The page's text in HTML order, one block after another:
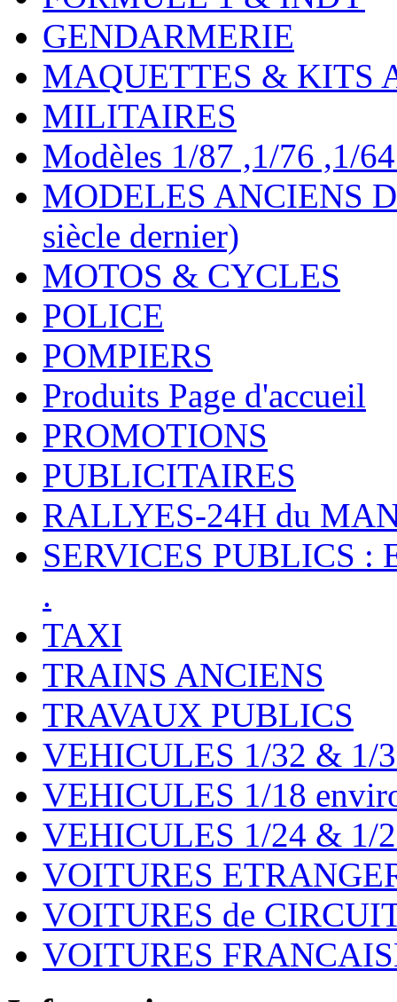
GENDARMERIE
MAQUETTES & KITS
MILITAIRES
Modèles 1/87 ,1/76 ,1/
MODELES ANCIENS
siècle dernier)
MOTOS & CYCLES
POLICE
POMPIERS
Produits Page d'accueil
PROMOTIONS
PUBLICITAIRES
RALLYES-24H du
SERVICES PUBLICS :
.
TAXI
TRAINS ANCIENS
TRAVAUX PUBLICS
VEHICULES 1/32 & 1/
VEHICULES 1/18
VEHICULES 1/24 & 1/
VOITURES
VOITURES de
VOITURES